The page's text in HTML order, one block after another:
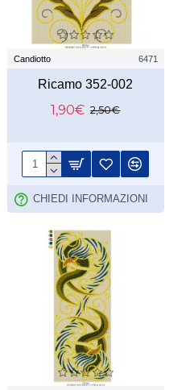
Candiotto 6471
Ricamo 352-002
1,90€ 2,50€
CHIEDI INFORMAZIONI